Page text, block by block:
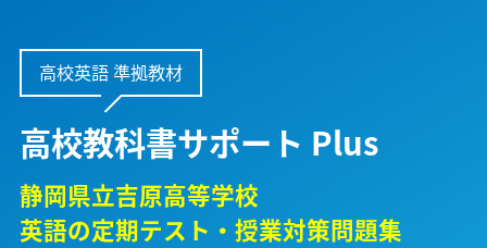
高校英語 準拠教材
高校教科書サポート Plus
静岡県立吉原高等学校
英語の定期テスト・授業対策問題集